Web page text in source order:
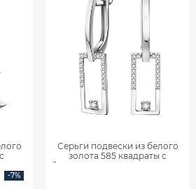
-7%
Серьги подвески из белого
золота 585 квадраты с
бриллиантами 0201940-00002